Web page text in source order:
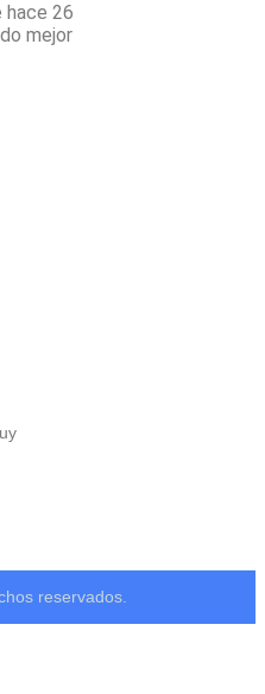
hace 26
mejor
reservados.